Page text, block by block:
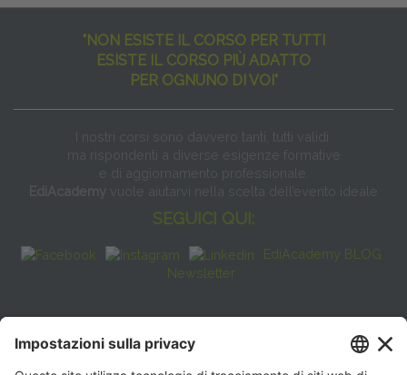
"NON ESISTE IL CORSO PER TUTTI
ESISTE IL CORSO PIÙ ADATTO
PER OGNUNO DI VOI"
I nostri corsi sono davvero tanti, tutti validi
ma rispondenti a diverse esigenze formative
e di aggiornamento professionale.
EdiAcademy vuole aiutarvi nella scelta dell’evento ideale
SEGUICI QUI:
EdiAcademy BLOG
Newsletter
FAQ